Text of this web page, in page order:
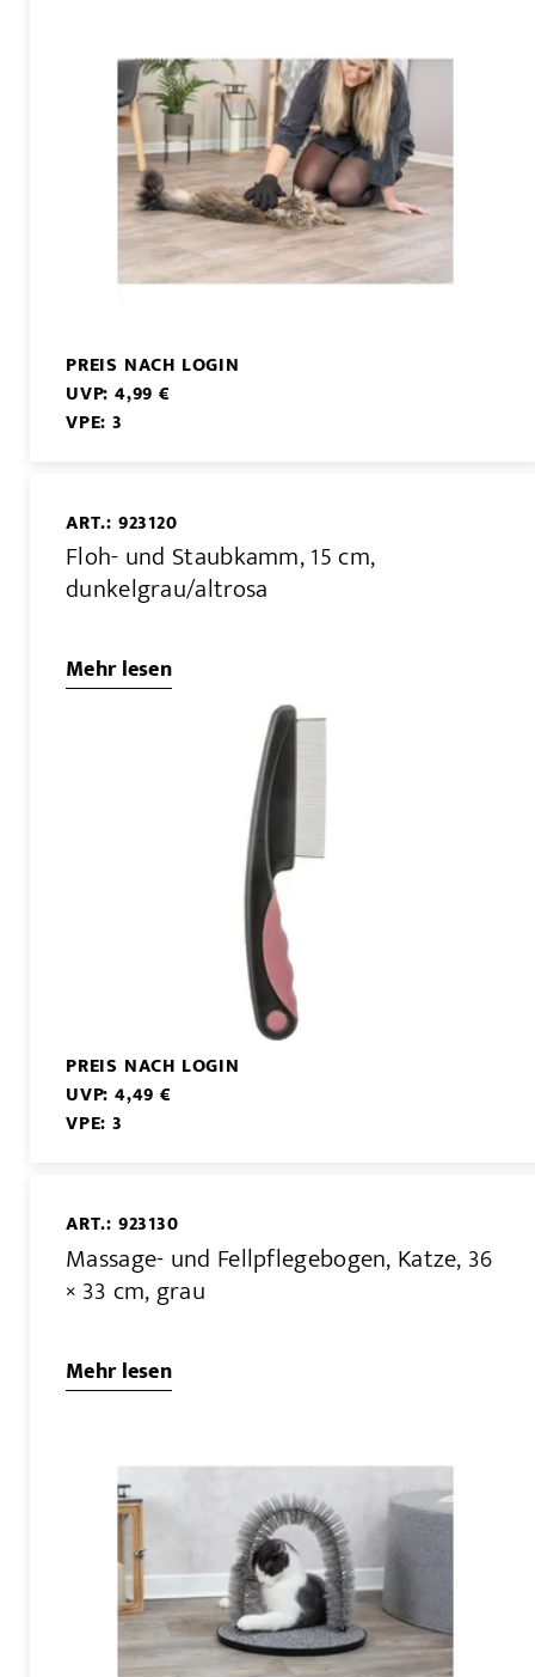
PREIS NACH LOGIN
UVP: 4,99 €
VPE: 3
ART.: 923120
Floh- und Staubkamm, 15 cm,
dunkelgrau/altrosa
Mehr lesen
PREIS NACH LOGIN
UVP: 4,49 €
VPE: 3
ART.: 923130
Massage- und Fellpflegebogen, Katze, 36
× 33 cm, grau
Mehr lesen